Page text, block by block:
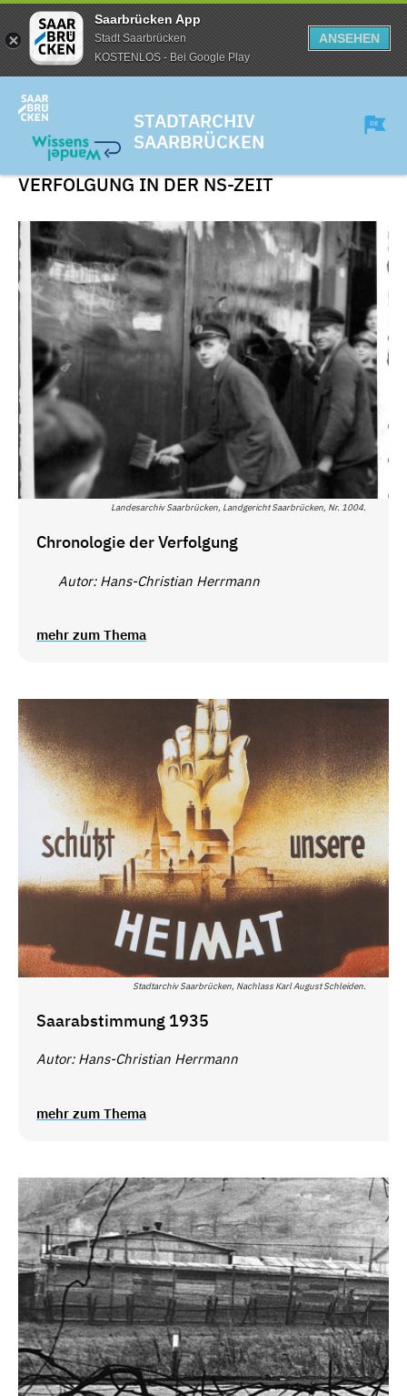
Saarbrücken App
Stadt Saarbrücken
KOSTENLOS - Bei Google Play
ANSEHEN
STADTARCHIV
SAARBRÜCKEN
VERFOLGUNG IN DER NS-ZEIT
Landesarchiv Saarbrücken, Landgericht Saarbrücken, Nr. 1004.
Chronologie der Verfolgung
Autor: Hans-Christian Herrmann
mehr zum Thema
Stadtarchiv Saarbrücken, Nachlass Karl August Schleiden.
Saarabstimmung 1935
Autor: Hans-Christian Herrmann
mehr zum Thema